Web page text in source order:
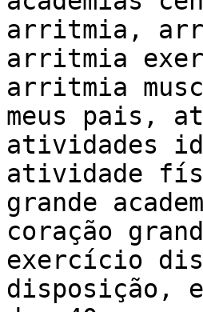
arritmia,
arritmia
arritmia
meus pais,
atividades
atividade
grande
coração
exercício
disposição,